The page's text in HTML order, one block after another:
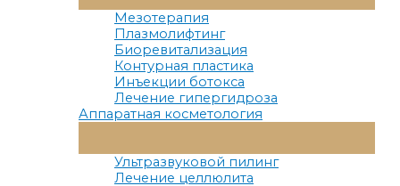
Меню
Мезотерапия
Плазмолифтинг
Биоревитализация
Контурная пластика
Инъекции ботокса
Лечение гипергидроза
Аппаратная косметология
Меню
Ультразвуковой пилинг
Лечение целлюлита